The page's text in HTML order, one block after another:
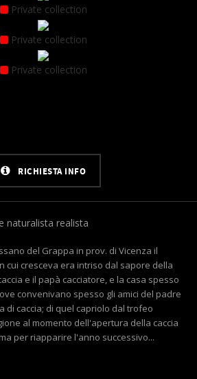
Private collection
Private collection
Private collection
RICHIESTA INFO
del Grappa in prov. di Vicenza il
cui cresceva era intriso dal sapore della
e il papà cacciatore, e la casa spesso
convenivano spesso gli amici del padre
di caccia; di quel capriolo dal trofeo
al momento dell'apertura della caccia
per riapparire l'anno successivo...